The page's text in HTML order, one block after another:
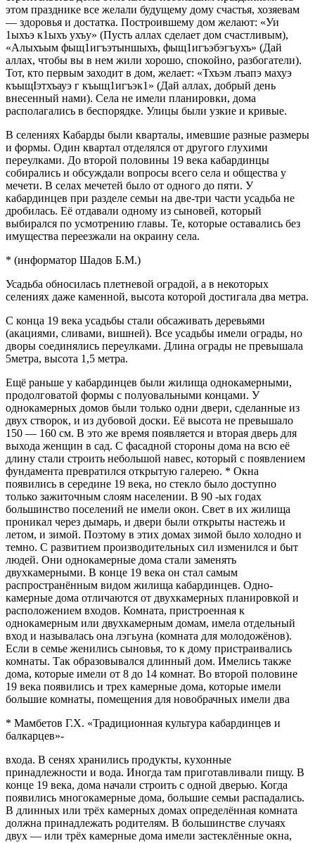
этом празднике все желали будущему дому счастья, хозяевам
— здоровья и достатка. Построившему дом желают: «Уи
1ыхъэ к1ыхъ ухъу» (Пусть аллах сделает дом счастливым),
«Алыхъым фыщ1игъэтыншыхъ, фыщ1игъэбэгъухъ» (Дай
аллах, чтобы вы в нем жили хорошо, спокойно, разбогатели).
Тот, кто первым заходит в дом, желает: «Тхъэм лъапэ махуэ
къыщIэтхъауэ г къыщ1игъэк1» (Дай аллах, добрый день
внесенный нами). Села не имели планировки, дома
располагались в беспорядке. Улицы были узкие и кривые.
В селениях Кабарды были кварталы, имевшие разные размеры
и формы. Один квартал отделялся от другого глухими
переулками. До второй половины 19 века кабардинцы
собирались и обсуждали вопросы всего села и общества у
мечети. В селах мечетей было от одного до пяти. У
кабардинцев при разделе семьи на две-три части усадьба не
дробилась. Её отдавали одному из сыновей, который
выбирался по усмотрению главы. Те, которые оставались без
имущества переезжали на окраину села.
* (информатор Шадов Б.М.)
Усадьба обносилась плетневой оградой, а в некоторых
селениях даже каменной, высота которой достигала два метра.
С конца 19 века усадьбы стали обсаживать деревьями
(акациями, сливами, вишней). Все усадьбы имели ограды, но
дворы соединялись переулками. Длина ограды не превышала
5метра, высота 1,5 метра.
Ещё раньше у кабардинцев были жилища однокамерными,
продолговатой формы с полуовальными концами. У
однокамерных домов были только одни двери, сделанные из
двух створок, и из дубовой доски. Её высота не превышало
150 — 160 см. В это же время появляется и вторая дверь для
выхода женщин в сад. С фасадной стороны дома на всю её
длину стали строить небольшой навес, который с появлением
фундамента превратился открытую галерею. * Окна
появились в середине 19 века, но стекло было доступно
только зажиточным слоям населении. В 90 -ых годах
большинство поселений не имели окон. Свет в их жилища
проникал через дымарь, и двери были открыты настежь и
летом, и зимой. Поэтому в этих домах зимой было холодно и
темно. С развитием производительных сил изменился и быт
людей. Они однокамерные дома стали заменять
двухкамерными. В конце 19 века он стал самым
распространённым видом жилища кабардинцев. Одно-
камерные дома отличаются от двухкамерных планировкой и
расположением входов. Комната, пристроенная к
однокамерным или двухкамерным домам, имела отдельный
вход и называлась она лэгьуна (комната для молодожёнов).
Если в семье женились сыновья, то к дому пристраивались
комнаты. Так образовывался длинный дом. Имелись также
дома, которые имели от 8 до 14 комнат. Во второй половине
19 века появились и трех камерные дома, которые имели
большие комнаты, помещения для новобрачных имели два
* Мамбетов Г.Х. «Традиционная культура кабардинцев и
балкарцев»-
входа. В сенях хранились продукты, кухонные
принадлежности и вода. Иногда там приготавливали пищу. В
конце 19 века, дома начали строить с одной дверью. Когда
появились многокамерные дома, большие семьи распадались.
В длинных или трёх камерных домах определённая комната
должна принадлежать родителям. В большинстве случаях
двух — или трёх камерные дома имели застеклённые окна,